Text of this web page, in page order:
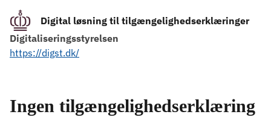
Digital løsning til tilgængelighedserklæringer
Digitaliseringsstyrelsen
https://digst.dk/
Ingen tilgængelighedserklæring